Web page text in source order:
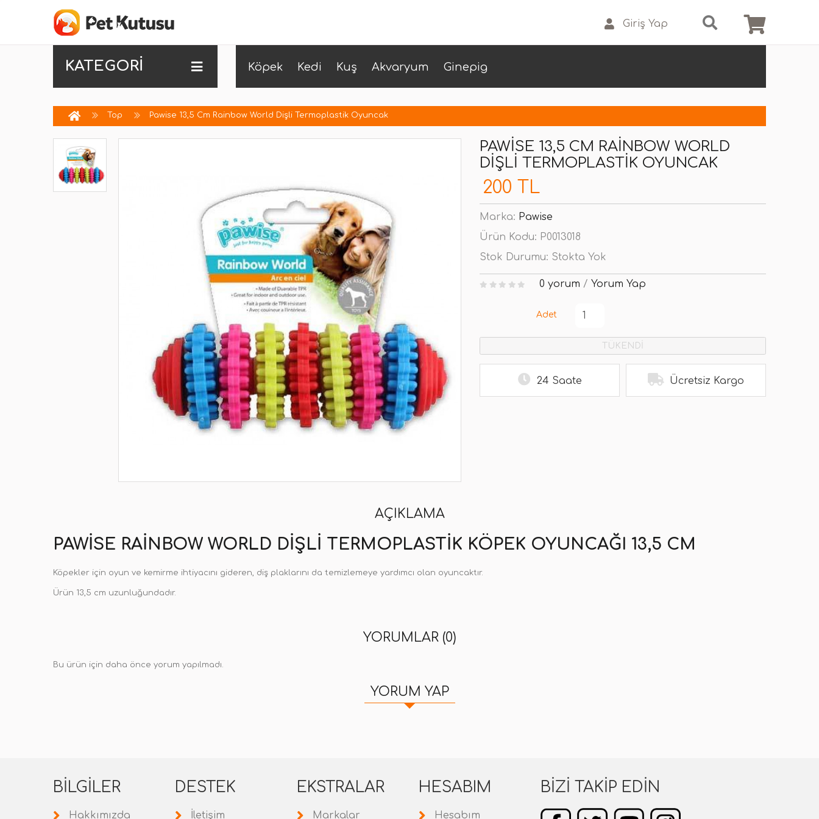
Giriş Yap
KATEGORİ Köpek Kedi Kuş Akvaryum Ginepig
Top Pawise 13,5 Cm Rainbow World Dişli Termoplastik Oyuncak
PAWISE 13,5 CM RAINBOW WORLD
DIŞLI TERMOPLASTIK OYUNCAK
200 TL
Marka: Pawise
Ürün Kodu: P0013018
Stok Durumu: Stokta Yok
0 yorum / Yorum Yap
Adet
TÜKENDİ
24 Saate Ücretsiz Kargo
AÇIKLAMA
PAWISE RAINBOW WORLD DIŞLI TERMOPLASTIK KÖPEK OYUNCAĞI 13,5 CM
Köpekler için oyun ve kemirme ihtiyacını gideren, diş plaklarını da temizlemeye yardımcı olan oyuncaktır.
Ürün 13,5 cm uzunluğundadır.
YORUMLAR (0)
Bu ürün için daha önce yorum yapılmadı.
YORUM YAP
BILGILER
Hakkımızda
DESTEK
İletişim
EKSTRALAR
Markalar
HESABIM
Hesabım
BIZI TAKIP EDIN